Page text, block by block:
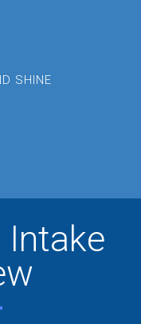
SHINE
Intake